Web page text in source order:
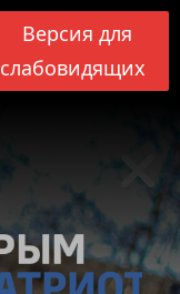
Версия для
слабовидящих